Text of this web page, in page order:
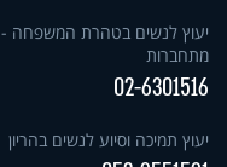
יעוץ לנשים בטהרת המשפחה -
מתחברות
02-6301516
יעוץ תמיכה וסיוע לנשים בהריון